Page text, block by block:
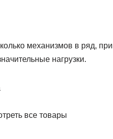
механизмов в ряд,
нагрузки.
все товары